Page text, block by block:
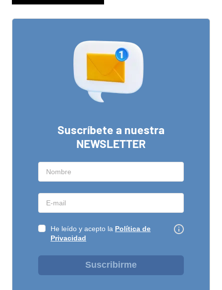
Suscríbete a nuestra
NEWSLETTER
He leído y acepto la Política de
Privacidad
Suscribirme